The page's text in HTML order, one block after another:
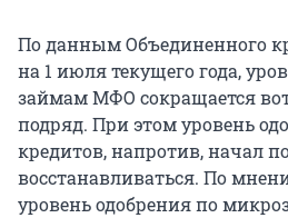
По данным Объединенного
на 1 июля текущего года,
займам МФО сокращается
подряд. При этом уровень
кредитов, напротив, начал
восстанавливаться. По
уровень одобрения по